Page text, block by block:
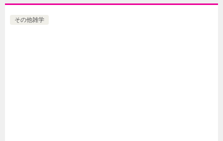
その他雑学